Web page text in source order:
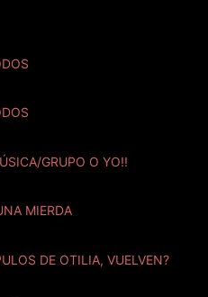
GRUPO O YO!!
MIERDA
DE OTILIA, VUELVEN?